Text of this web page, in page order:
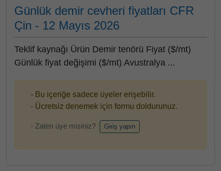
Günlük demir cevheri fiyatları CFR
Çin - 12 Mayıs 2026
Teklif kaynağı Ürün Demir tenörü Fiyat ($/mt)
Günlük fiyat değişimi ($/mt) Avustralya ...
- Bu içeriğe sadece üyeler erişebilir.
- Ücretsiz denemek için formu doldurunuz.
- Zaten üye misiniz? Giriş yapın